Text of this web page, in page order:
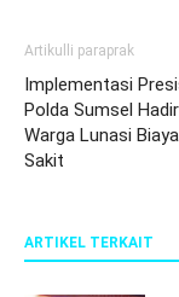
Artikulli paraprak
Implementasi
Polda Sumsel
Warga Lunasi
Sakit
ARTIKEL TERKAIT